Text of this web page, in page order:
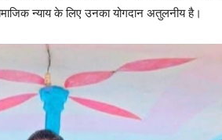
न्याय के लिए उनका योगदान अतुलनीय है।